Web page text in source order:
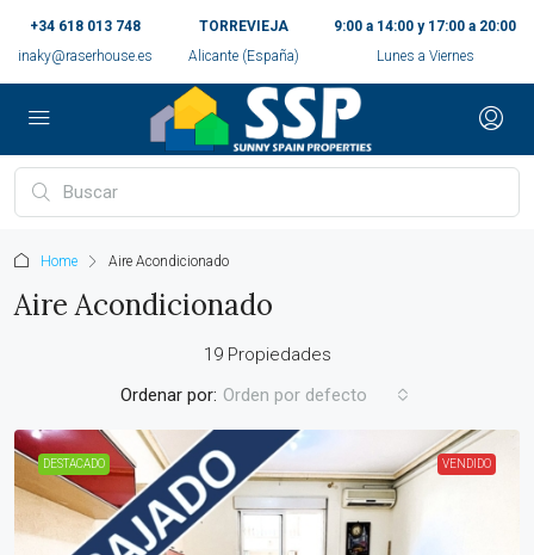
+34 618 013 748
inaky@raserhouse.es
TORREVIEJA
Alicante (España)
9:00 a 14:00 y 17:00 a 20:00
Lunes a Viernes
Home Aire Acondicionado
Aire Acondicionado
19 Propiedades
Ordenar por: Orden por defecto
DESTACADO VENDIDO